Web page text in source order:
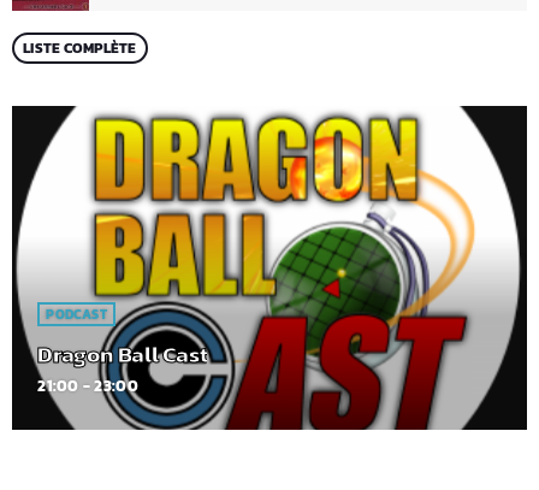
LISTE COMPLÈTE
PODCAST
Dragon Ball Cast
21:00 - 23:00